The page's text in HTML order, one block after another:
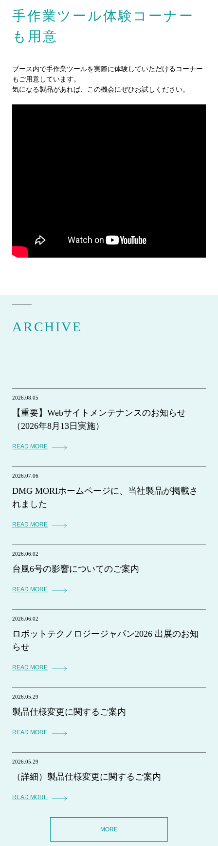
手作業ツール体験コーナー
も用意
ブース内で手作業ツールを実際に体験していただけるコーナー
もご用意しています。
気になる製品があれば、この機会にぜひお試しください。
ARCHIVE
2026.08.05
【重要】Webサイトメンテナンスのお知らせ
（2026年8月13日実施）
READ MORE
2026.07.06
DMG MORIホームページに、当社製品が掲載さ
れました
READ MORE
2026.06.02
台風6号の影響についてのご案内
READ MORE
2026.06.02
ロボットテクノロジージャパン2026 出展のお知
らせ
READ MORE
2026.05.29
製品仕様変更に関するご案内
READ MORE
2026.05.29
（詳細）製品仕様変更に関するご案内
READ MORE
MORE